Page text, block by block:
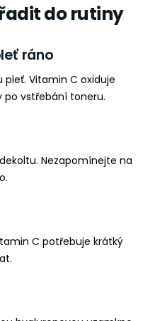
do rutiny
ráno
Vitamin C oxiduje
po vstřebání toneru.
Nezapomínejte na
C potřebuje krátký